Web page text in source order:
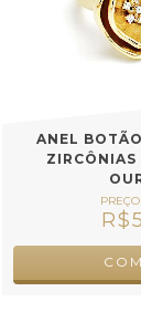
ANEL